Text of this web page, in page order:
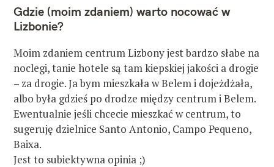
Gdzie (moim zdaniem) warto nocować w
Lizbonie?
Moim zdaniem centrum Lizbony jest bardzo słabe na
noclegi, tanie hotele są tam kiepskiej jakości a drogie
– za drogie. Ja bym mieszkała w Belem i dojeżdżała,
albo była gdzieś po drodze między centrum i Belem.
Ewentualnie jeśli chcecie mieszkać w centrum, to
sugeruję dzielnice Santo Antonio, Campo Pequeno,
Baixa.
Jest to subiektywna opinia ;)